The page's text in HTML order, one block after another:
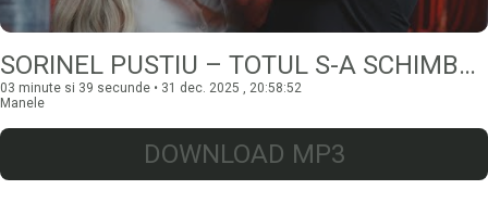
SORINEL PUSTIU – TOTUL S-A SCHIMBAT CU TINE
03 minute si 39 secunde • 31 dec. 2025 , 20:58:52
Manele
DOWNLOAD MP3